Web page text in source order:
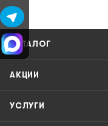
КАТАЛОГ
АКЦИИ
УСЛУГИ